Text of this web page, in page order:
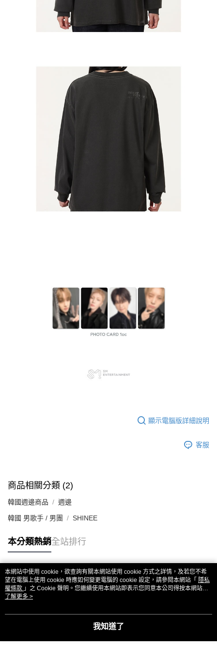
顯示電腦版詳細說明
客服
商品相關分類 (2)
韓國週邊商品 週邊
韓國 男歌手 / 男團 SHINEE
本分類熱銷全站排行
熱門標籤
本網站中使用 cookie，欲查詢有關本網站使用 cookie 方式之詳情，及若您不希
望在電腦上使用 cookie 時應如何變更電腦的 cookie 設定，請參閱本網站「 隱私
權條款 」之 Cookie 聲明。您繼續使用本網站即表示您同意本公司得按本網站使
用條款之 Cookie 聲明使用 cookie。
了解更多 >
我知道了